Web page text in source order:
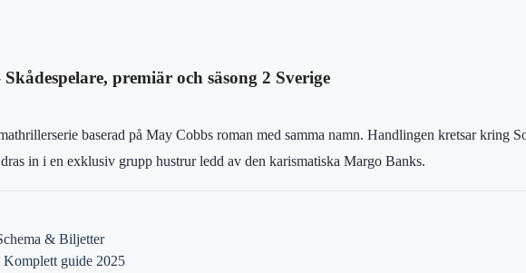
premiär och säsong 2 Sverige
baserad på May Cobbs roman med samma namn. Handlingen kretsar kring
in i en exklusiv grupp hustrur ledd av den karismatiska Margo Banks.
& Biljetter
guide 2025